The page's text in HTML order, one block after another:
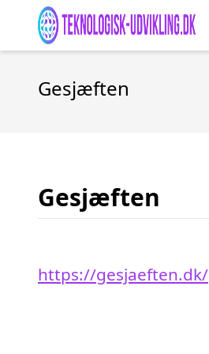
Gesjæften
Gesjæften
https://gesjaeften.dk/